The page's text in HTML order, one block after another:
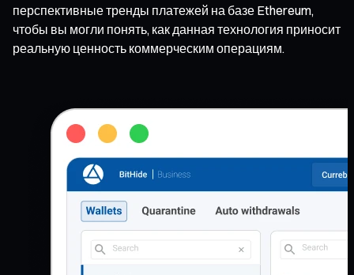
перспективные тренды платежей на базе Ethereum,
чтобы вы могли понять, как данная технология приносит
реальную ценность коммерческим операциям.